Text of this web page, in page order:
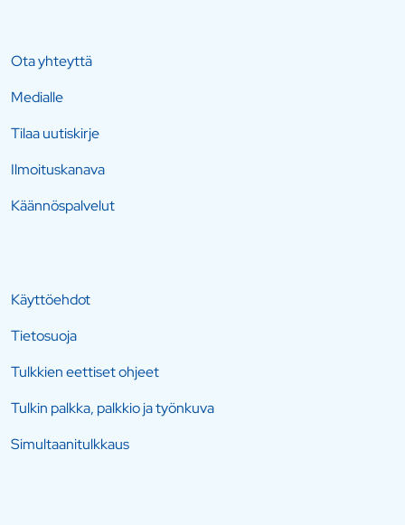
Ota yhteyttä
Medialle
Tilaa uutiskirje
Ilmoituskanava
Käännöspalvelut
Käyttöehdot
Tietosuoja
Tulkkien eettiset ohjeet
Tulkin palkka, palkkio ja työnkuva
Simultaanitulkkaus